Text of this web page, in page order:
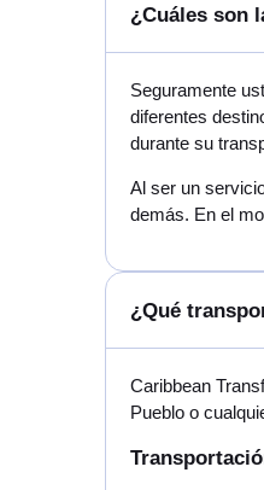
¿Cuáles son
Seguramente
diferentes
durante su
Al ser un
demás. En el
¿Qué
Caribbean
Pueblo o